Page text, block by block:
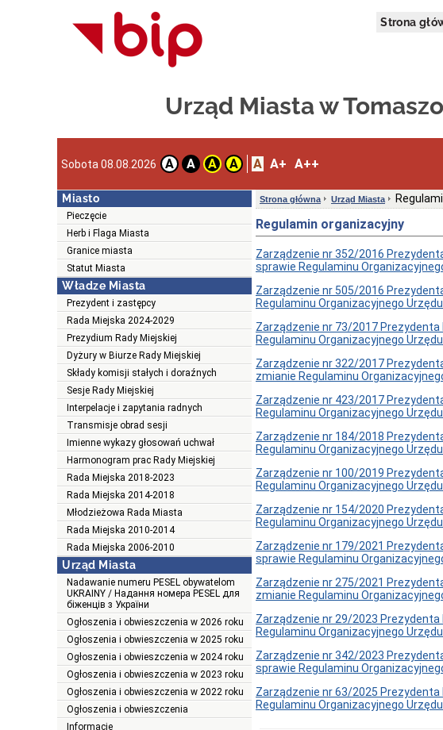
Strona
Urząd Miasta w
Sobota 08.08.2026 A A A A A A+ A++
Miasto
Pieczęcie
Herb i Flaga Miasta
Granice miasta
Statut Miasta
Władze Miasta
Prezydent i zastępcy
Rada Miejska 2024-2029
Prezydium Rady Miejskiej
Dyżury w Biurze Rady Miejskiej
Składy komisji stałych i doraźnych
Sesje Rady Miejskiej
Interpelacje i zapytania radnych
Transmisje obrad sesji
Imienne wykazy głosowań uchwał
Harmonogram prac Rady Miejskiej
Rada Miejska 2018-2023
Rada Miejska 2014-2018
Młodzieżowa Rada Miasta
Rada Miejska 2010-2014
Rada Miejska 2006-2010
Urząd Miasta
Nadawanie numeru PESEL obywatelom
UKRAINY / Надання номера PESEL для
біженців з України
Ogłoszenia i obwieszczenia w 2026 roku
Ogłoszenia i obwieszczenia w 2025 roku
Ogłoszenia i obwieszczenia w 2024 roku
Ogłoszenia i obwieszczenia w 2023 roku
Ogłoszenia i obwieszczenia w 2022 roku
Ogłoszenia i obwieszczenia
Informacje
Strona główna Urząd Miasta
Regulamin organizacyjny
Zarządzenie nr 352/2016
sprawie Regulaminu
Zarządzenie nr 505/2016
Regulaminu Organizacyjnego
Zarządzenie nr 73/2017
Regulaminu Organizacyjnego
Zarządzenie nr 322/2017
zmianie Regulaminu
Zarządzenie nr 423/2017
Regulaminu Organizacyjnego
Zarządzenie nr 184/2018
Regulaminu Organizacyjnego
Zarządzenie nr 100/2019
Regulaminu Organizacyjnego
Zarządzenie nr 154/2020
Regulaminu Organizacyjnego
Zarządzenie nr 179/2021
sprawie Regulaminu
Zarządzenie nr 275/2021
zmianie Regulaminu
Zarządzenie nr 29/2023
Regulaminu Organizacyjnego
Zarządzenie nr 342/2023
sprawie Regulaminu
Zarządzenie nr 63/2025
Regulaminu Organizacyjnego